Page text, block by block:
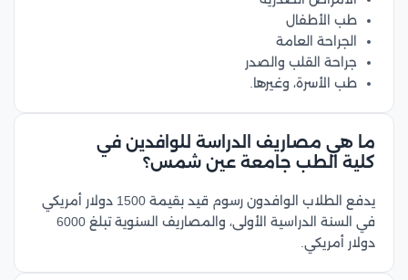
طب الأطفال
الجراحة العامة
جراحة القلب والصدر
طب الأسرة، وغيرها.
ما هي مصاريف الدراسة للوافدين في
كلية الطب جامعة عين شمس؟
يدفع الطلاب الوافدون رسوم قيد بقيمة 1500 دولار أمريكي
في السنة الدراسية الأولى، والمصاريف السنوية تبلغ 6000
دولار أمريكي.